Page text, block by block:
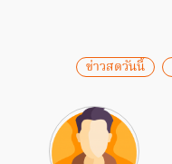
ข่าวสดวันนี้